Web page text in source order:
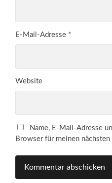
E-Mail-Adresse *
Website
Name, E-Mail-Adresse
Browser für meinen